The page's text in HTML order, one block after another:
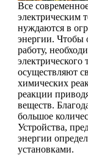
Все
электрическим
нуждаются в
энергии. Чтобы
работу,
осуществляют
химических
реакции
веществ.
большое
Устройства,
энергии
установками.